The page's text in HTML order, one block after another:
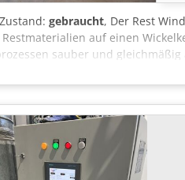
gebraucht, Der Rest
auf einen
sauber und
Der elektrische
über einen Schaltschrank mit
kann in 06502 Thale nach